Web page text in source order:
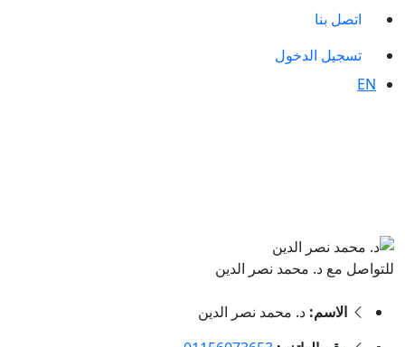
اتصل بنا
تسجيل الدخول
EN
للتواصل مع د. محمد نصر الدين
الاسم: د. محمد نصر الدين